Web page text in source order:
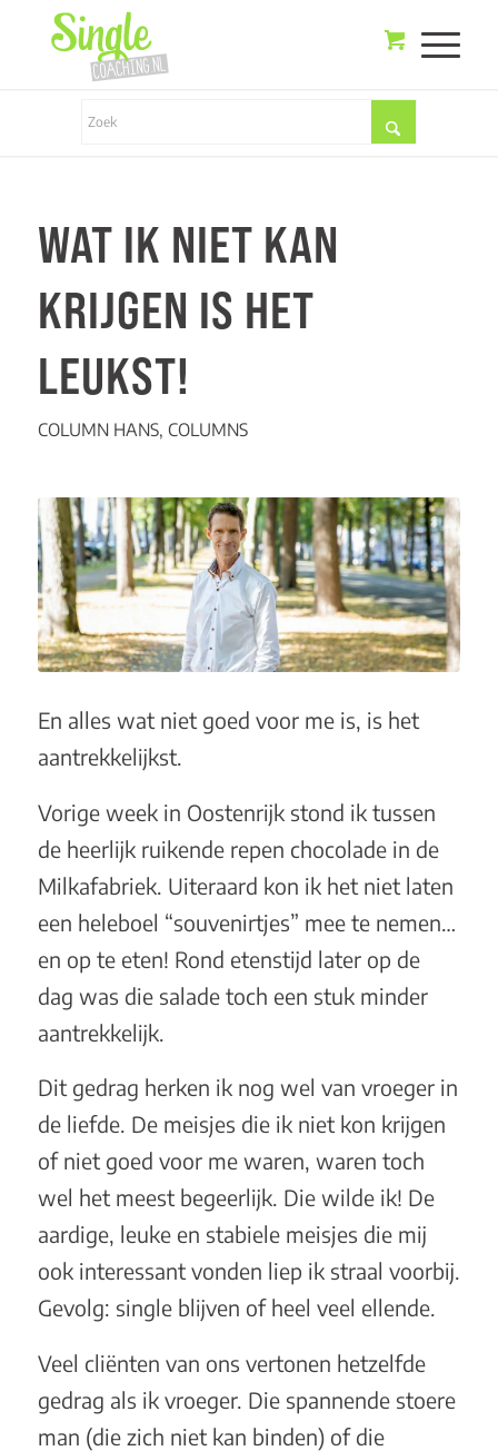
WAT IK NIET KAN
KRIJGEN IS HET
LEUKST!
COLUMN HANS, COLUMNS
En alles wat niet goed voor me is, is het
aantrekkelijkst.
Vorige week in Oostenrijk stond ik tussen
de heerlijk ruikende repen chocolade in de
Milkafabriek. Uiteraard kon ik het niet laten
een heleboel “souvenirtjes” mee te nemen…
en op te eten! Rond etenstijd later op de
dag was die salade toch een stuk minder
aantrekkelijk.
Dit gedrag herken ik nog wel van vroeger in
de liefde. De meisjes die ik niet kon krijgen
of niet goed voor me waren, waren toch
wel het meest begeerlijk. Die wilde ik! De
aardige, leuke en stabiele meisjes die mij
ook interessant vonden liep ik straal voorbij.
Gevolg: single blijven of heel veel ellende.
Veel cliënten van ons vertonen hetzelfde
gedrag als ik vroeger. Die spannende stoere
man (die zich niet kan binden) of die